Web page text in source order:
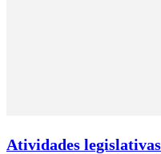
Atividades